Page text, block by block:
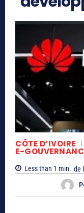
CÔTE D’IVOIRE
E-
Less than 1 min. de